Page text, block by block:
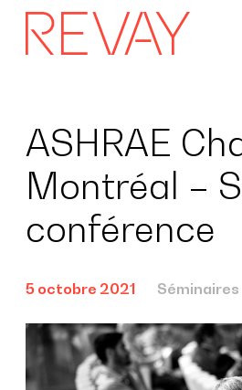
Actualités
ASHRAE
Montréal –
conférence
5 octobre 2021 Séminaires